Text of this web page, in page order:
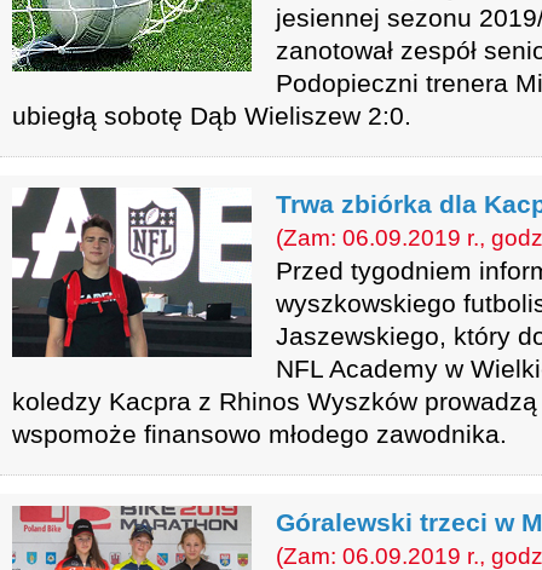
jesiennej sezonu
zanotował zespół
Podopieczni trenera
ubiegłą sobotę Dąb Wieliszew 2:0.
Trwa zbiórka dla
(Zam: 06.09.2019 r.,
Przed tygodniem
wyszkowskiego
Jaszewskiego, który
NFL Academy w
koledzy Kacpra z Rhinos Wyszków
wspomoże finansowo młodego zawodnika.
Góralewski trzeci w
(Zam: 06.09.2019 r.,